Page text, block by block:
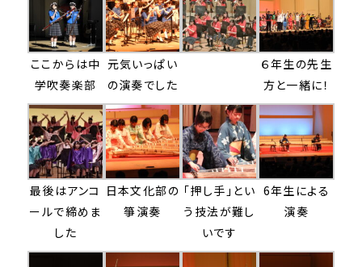
ここからは中
学吹奏楽部
元気いっぱい
の演奏でした
６年生の先生
方と一緒に！
最後はアンコ
ールで締めま
した
日本文化部の
箏演奏
「押し手」とい
う技法が難し
いです
6年生による
演奏